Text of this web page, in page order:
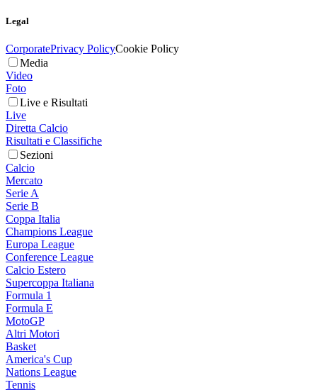
Legal
CorporatePrivacy PolicyCookie Policy
Media
Video
Foto
Live e Risultati
Live
Diretta Calcio
Risultati e Classifiche
Sezioni
Calcio
Mercato
Serie A
Serie B
Coppa Italia
Champions League
Europa League
Conference League
Calcio Estero
Supercoppa Italiana
Formula 1
Formula E
MotoGP
Altri Motori
Basket
America's Cup
Nations League
Tennis